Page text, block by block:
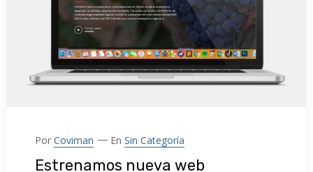
Por Coviman En Sin Categoría
Estrenamos nueva web